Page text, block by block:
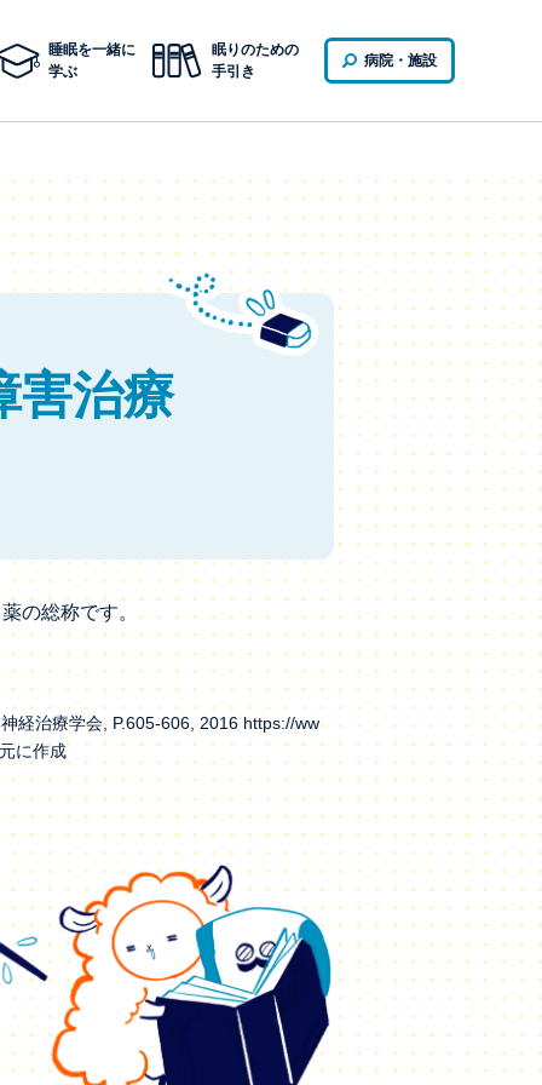
睡眠を一緒に
学ぶ
眠りのための
手引き
病院・施設
害治療
の総称です。
経治療学会, P.605-606, 2016 https://ww
に作成